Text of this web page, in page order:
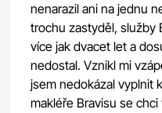
nenarazil ani na jednu
trochu zastyděl, služby
více jak dvacet let a
nedostal. Vznikl mi
jsem nedokázal vyplnit
makléře Bravisu se